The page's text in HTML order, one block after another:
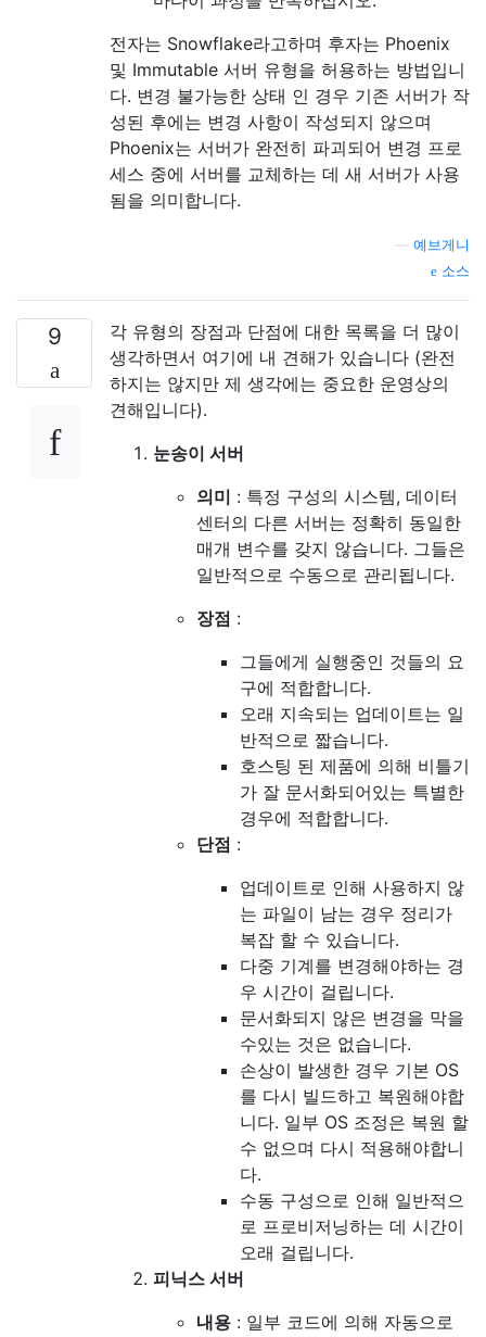
전자는 Snowflake라고하며 후자는 Phoenix
및 Immutable 서버 유형을 허용하는 방법입니
다. 변경 불가능한 상태 인 경우 기존 서버가 작
성된 후에는 변경 사항이 작성되지 않으며
Phoenix는 서버가 완전히 파괴되어 변경 프로
세스 중에 서버를 교체하는 데 새 서버가 사용
됨을 의미합니다.
예브게니
소스
9
각 유형의 장점과 단점에 대한 목록을 더 많이
생각하면서 여기에 내 견해가 있습니다 (완전
하지는 않지만 제 생각에는 중요한 운영상의
견해입니다).
눈송이 서버
의미 : 특정 구성의 시스템, 데이터
센터의 다른 서버는 정확히 동일한
매개 변수를 갖지 않습니다. 그들은
일반적으로 수동으로 관리됩니다.
장점 :
그들에게 실행중인 것들의 요
구에 적합합니다.
오래 지속되는 업데이트는 일
반적으로 짧습니다.
호스팅 된 제품에 의해 비틀기
가 잘 문서화되어있는 특별한
경우에 적합합니다.
단점 :
업데이트로 인해 사용하지 않
는 파일이 남는 경우 정리가
복잡 할 수 있습니다.
다중 기계를 변경해야하는 경
우 시간이 걸립니다.
문서화되지 않은 변경을 막을
수있는 것은 없습니다.
손상이 발생한 경우 기본 OS
를 다시 빌드하고 복원해야합
니다. 일부 OS 조정은 복원 할
수 없으며 다시 적용해야합니
다.
수동 구성으로 인해 일반적으
로 프로비저닝하는 데 시간이
오래 걸립니다.
피닉스 서버
내용 : 일부 코드에 의해 자동으로